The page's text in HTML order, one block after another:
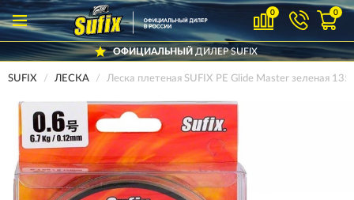
0 0
ОФИЦИАЛЬНЫЙ ДИЛЕР SUFIX
SUFIX ЛЕСКА Леска плетеная SUFIX PE Glide Master зеленая